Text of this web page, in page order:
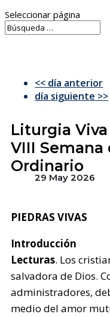
Seleccionar página
<< día anterior
día siguiente >>
Liturgia
VIII
Ordinario
29 May 2026
PIEDRAS VIVAS
Introducción
Lecturas. Los
salvadora de Dios.
administradores,
medio del amor